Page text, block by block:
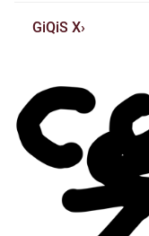
GiQiS X